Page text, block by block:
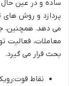
می دهد. همچنین،
معاملات، فعالیت
بحث قرار می گیرد.
نقاط